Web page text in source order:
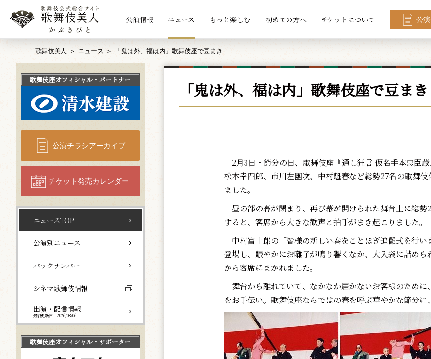
公演情報 ニュース もっと楽しむ 初めての方へ チケットについて 公
歌舞伎美人 ニュース 「鬼は外、福は内」歌舞伎座で豆まき
「鬼は外、福は内」歌舞伎座で豆まき
2月3日・節分の日、歌舞伎座『通し狂言 仮名手本忠臣蔵
松本幸四郎、市川左團次、中村魁春など総勢27名の歌舞
ました。
昼の部の幕が閉まり、再び幕が開けられた舞台上に総
すると、客席から大きな歓声と拍手がまき起こりました。
中村富十郎の「皆様の新しい春をことほぎ追儺式を行い
登場し、賑やかにお囃子が鳴り響くなか、大入袋に詰め
から客席にまかれました。
舞台から離れていて、なかなか届かないお客様のために
をお手伝い。歌舞伎座ならではの春を呼ぶ華やかな節分に
歌舞伎座オフィシャル・パートナー
公演チラシアーカイブ
チケット発売カレンダー
ニュースTOP
公演別ニュース
バックナンバー
シネマ歌舞伎情報
出演・配信情報
最終更新日：2026/08/06
歌舞伎座オフィシャル・サポーター